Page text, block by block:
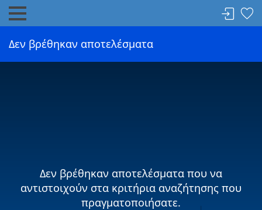
Δεν βρέθηκαν αποτελέσματα
Δεν βρέθηκαν αποτελέσματα που να
αντιστοιχούν στα κριτήρια αναζήτησης που
πραγματοποιήσατε.